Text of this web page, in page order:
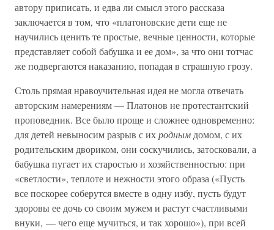
автору приписать, и едва ли смысл этого рассказа
заключается в том, что «платоновские дети еще не
научились ценить те простые, вечные ценности, которые
представляет собой бабушка и ее дом», за что они тотчас
же подвергаются наказанию, попадая в страшную грозу.
Столь прямая нравоучительная идея не могла отвечать
авторским намерениям — Платонов не протестантский
проповедник. Все было проще и сложнее одновременно:
для детей невыносим разрыв с ихродным домом, с их
родительским двориком, они соскучились, затосковали, а
бабушка пугает их старостью и хозяйственностью: при
«светлости», теплоте и нежности этого образа («Пусть
все поскорее соберутся вместе в одну избу, пусть будут
здоровы ее дочь со своим мужем и растут счастливыми
внуки, — чего еще мучиться, и так хорошо»), при всей